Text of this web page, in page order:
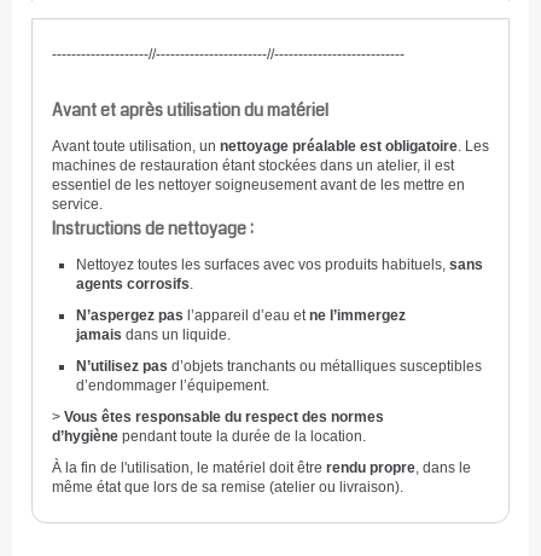
--------------------//-----------------------//---------------------------
Avant et après utilisation du matériel
Avant toute utilisation, un nettoyage préalable est obligatoire. Les
machines de restauration étant stockées dans un atelier, il est
essentiel de les nettoyer soigneusement avant de les mettre en
service.
Instructions de nettoyage :
Nettoyez toutes les surfaces avec vos produits habituels, sans
agents corrosifs.
N’aspergez pas l’appareil d’eau etne l’immergez
jamais dans un liquide.
N’utilisez pas d’objets tranchants ou métalliques susceptibles
d’endommager l’équipement.
> Vous êtes responsable du respect des normes
d’hygiène pendant toute la durée de la location.
À la fin de l'utilisation, le matériel doit être rendu propre, dans le
même état que lors de sa remise (atelier ou livraison).